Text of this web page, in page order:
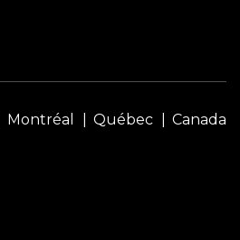
Montréal Québec Canada